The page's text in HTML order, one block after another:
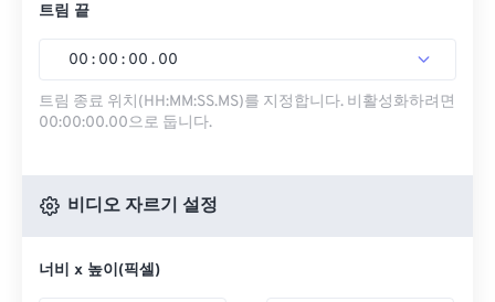
트림 끝
00 : 00 : 00 . 00
트림 종료 위치(HH:MM:SS.MS)를 지정합니다. 비활성화하려면
00:00:00.00으로 둡니다.
비디오 자르기 설정
너비 x 높이(픽셀)